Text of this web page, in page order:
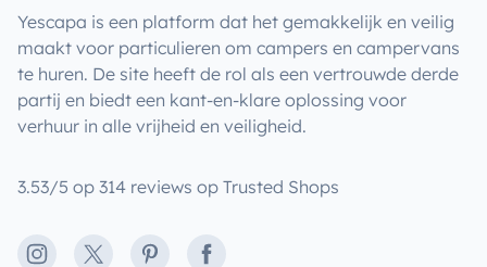
Yescapa is een platform dat het gemakkelijk en veilig
maakt voor particulieren om campers en campervans
te huren. De site heeft de rol als een vertrouwde derde
partij en biedt een kant-en-klare oplossing voor
verhuur in alle vrijheid en veiligheid.
3.53/5 op 314 reviews op Trusted Shops
Instagram
X PinterestFacebook